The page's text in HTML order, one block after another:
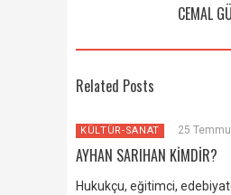
CEMAL
Related Posts
KÜLTÜR-SANAT 25
AYHAN SARIHAN KİMDİR?
Hukukçu, eğitimci,